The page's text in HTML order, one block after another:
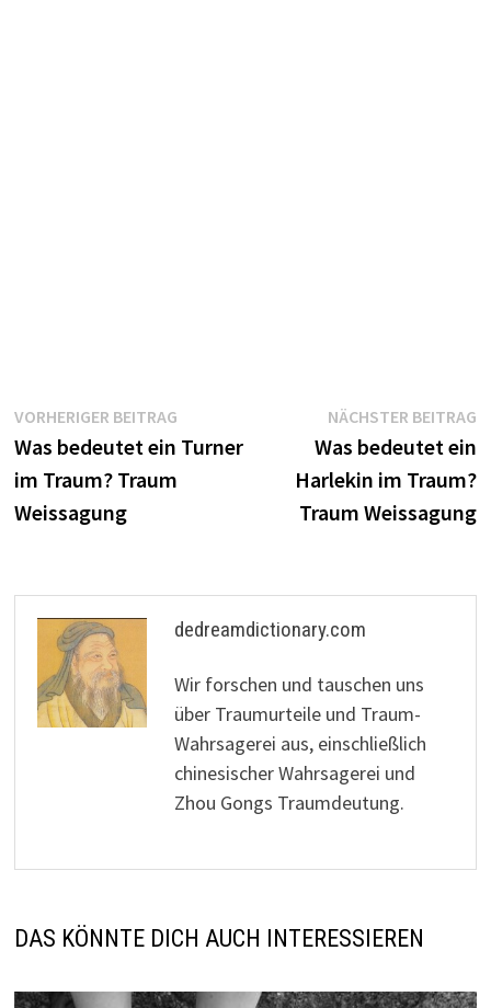
Beitragsnavigation
VORHERIGER BEITRAGVorheriger
Beitrag:
Was bedeutet ein Turner
im Traum? Traum
Weissagung
NÄCHSTER BEITRAG
Was bedeutet ein
Harlekin im Traum?
Traum Weissagung
dedreamdictionary.com
Wir forschen und tauschen uns
über Traumurteile und Traum-
Wahrsagerei aus, einschließlich
chinesischer Wahrsagerei und
Zhou Gongs Traumdeutung.
DAS KÖNNTE DICH AUCH INTERESSIEREN